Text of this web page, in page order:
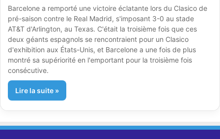
Barcelone a remporté une victoire éclatante lors du Clasico de
pré-saison contre le Real Madrid, s'imposant 3-0 au stade
AT&T d'Arlington, au Texas. C'était la troisième fois que ces
deux géants espagnols se rencontraient pour un Clasico
d'exhibition aux États-Unis, et Barcelone a une fois de plus
montré sa supériorité en l'emportant pour la troisième fois
consécutive.
Lire la suite »